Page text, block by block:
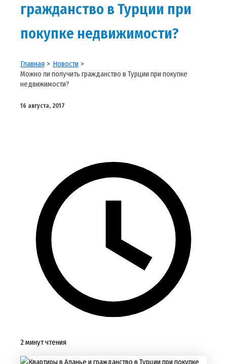
гражданство в Турции при
покупке недвижимости?
Главная
Новости
Можно ли получить гражданство в Турции при покупке
недвижимости?
16 августа, 2017
2 минут чтения